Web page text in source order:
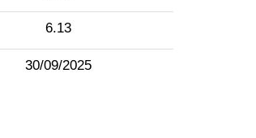
6.13
30/09/2025